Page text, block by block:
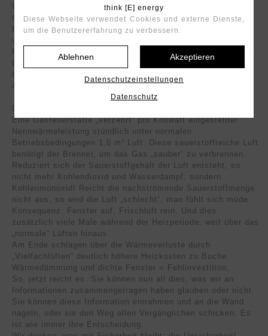
Wie wir aus gut unterrichteten Kreise erfahren haben,
tauchen mehr und mehr Informationen im Markt auf, wonach
Bewohner komplett sanierter und mit einer Außendämmung
versehenen Gebäuden, inkl. dreifach verglaster neuen
Fenstern in Verbindung mit Gasetagenheizungen modernster
Bauart, mit steigenden Heizkosten konfrontiert werden.
Heizkostensteigerungen von 10 – 30 % sollen nicht die
Ausnahme, sondern schon fast die Regel sein.
Der Hintergrund hierfür ist folgender:
Eine Gasfeuerstätte „verzehrt“ pro Kilowatt eingestellter
Nennwärmeleistung stündlich unter normalen
Betriebsbedingungen 1,6 m³ Luft. Diese sauerstoffreiche Luft
benötigt der Brenner, um das Gas „sauber“ zu verbrennen.
Reduziert sich der Sauerstoffgehalt der Luft entsteht, so
nicht mehr Kohlendioxid und Wasserdampf, sondern
Kohlenmonoxid! Reicht die nachströmende Sauerstoffmenge
nicht aus, so wird die Luft „schlecht“, man fühlt sich müde.
Konsequenz: Fenster auf, Frischluft rein. Und dies
zusätzlich viele Male während der Heizperiode, weit über das
„normale“ Lüften hinaus.
Am Ende schlagen über die Wärmeverluste durch
„Vielfachlüften“ deutlich höhere Heizkosten zu Buche.
Wärmedämmung und dichte Fenster = Fehlinvestition,
So, jetzt reicht es. Sie können nun all dies, was wir an
Informationen zusammengetragen haben glauben oder nicht.
Sie können diese Information einrahmen und an die Wand
nageln, oder sie den Weg allen Vergänglichen schicken. Es
ist wie immer ihre Entscheidung.
think [E] energy
Diese Webseite verwendet Cookies und externe Dienste,
um die Benutzererfahrung zu verbessern.
Ablehnen Akzeptieren
Datenschutzeinstellungen
Datenschutz